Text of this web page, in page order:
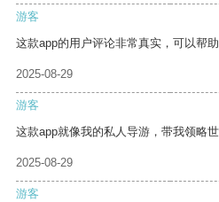
游客
这款app的用户评论非常真实，可以帮
2025-08-29
游客
这款app就像我的私人导游，带我领略世
2025-08-29
游客